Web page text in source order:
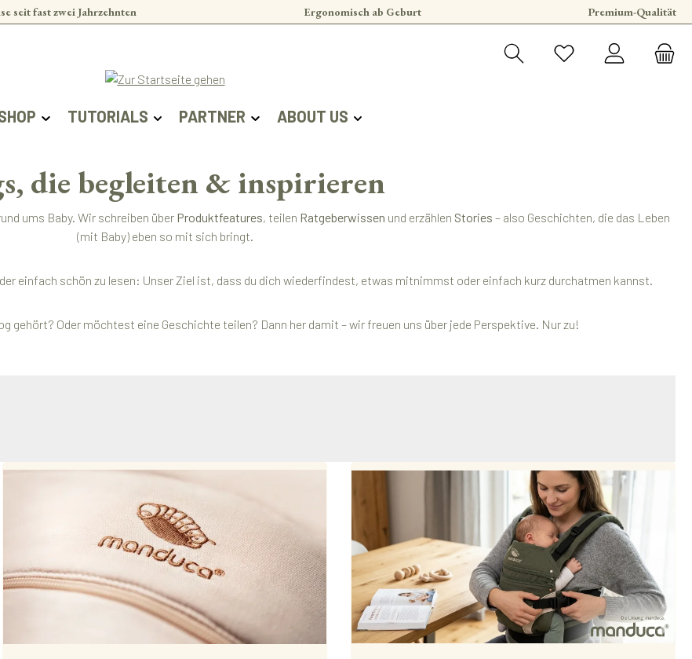
seit fast zwei Jahrzehnten Ergonomisch ab Geburt Premium-Qualität
TUTORIALS PARTNER ABOUT US
die begleiten & inspirieren
ums Baby. Wir schreiben über Produktfeatures, teilen Ratgeberwissen und erzählen Stories – also Geschichten, die das Leben
(mit Baby) eben so mit sich bringt.
einfach schön zu lesen: Unser Ziel ist, dass du dich wiederfindest, etwas mitnimmst oder einfach kurz durchatmen kannst.
gehört? Oder möchtest eine Geschichte teilen? Dann her damit – wir freuen uns über jede Perspektive. Nur zu!